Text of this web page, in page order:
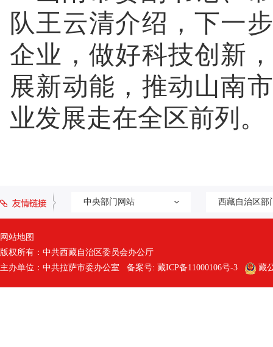
队王云清介绍，下一
企业，做好科技创新
展新动能，推动山南
业发展走在全区前列。
中央部门网站 西藏自治区部
网站地图
版权所有：中共西藏自治区委员会办公厅
主办单位：中共拉萨市委办公室 备案号: 藏ICP备11000106号-3 藏